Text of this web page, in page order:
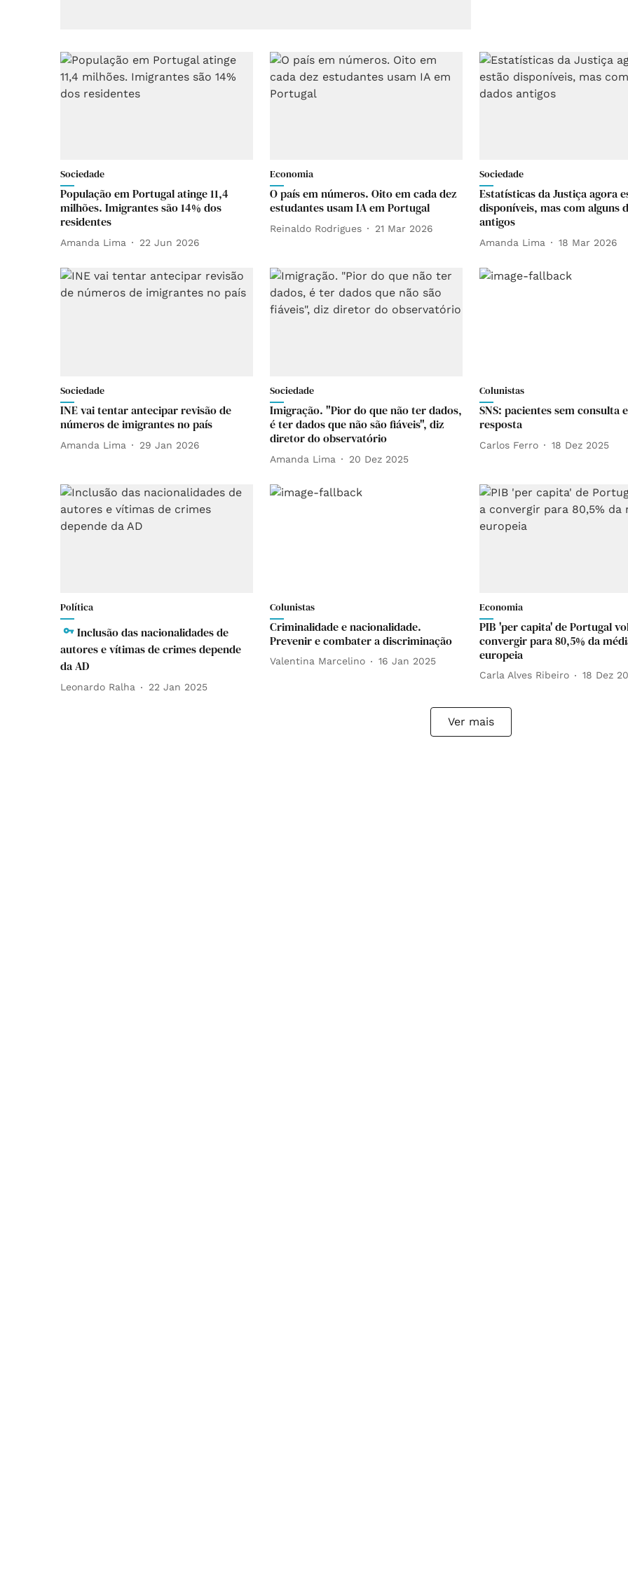
Sociedade
População em Portugal atinge 11,4
milhões. Imigrantes são 14% dos
residentes
Amanda Lima 22 Jun 2026
Economia
O país em números. Oito em cada dez
estudantes usam IA em Portugal
Reinaldo Rodrigues 21 Mar 2026
Sociedade
Estatísticas da Justiça agora
disponíveis, mas com alguns
antigos
Amanda Lima 18 Mar 2026
Sociedade
INE vai tentar antecipar revisão de
números de imigrantes no país
Amanda Lima 29 Jan 2026
Sociedade
Imigração. "Pior do que não ter dados,
é ter dados que não são fiáveis", diz
diretor do observatório
Amanda Lima 20 Dez 2025
Colunistas
SNS: pacientes sem consulta
resposta
Carlos Ferro 18 Dez 2025
Política
Inclusão das nacionalidades de
autores e vítimas de crimes depende
da AD
Leonardo Ralha 22 Jan 2025
Colunistas
Criminalidade e nacionalidade.
Prevenir e combater a discriminação
Valentina Marcelino 16 Jan 2025
Economia
PIB 'per capita' de Portugal
convergir para 80,5% da
europeia
Carla Alves Ribeiro 18 Dez
Ver mais